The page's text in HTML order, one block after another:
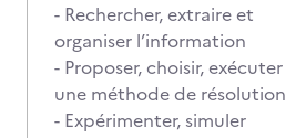
- Rechercher, extraire et
organiser l’information
- Proposer, choisir, exécuter
une méthode de résolution
- Expérimenter, simuler